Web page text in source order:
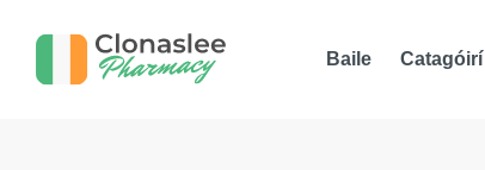
Baile Catagóirí